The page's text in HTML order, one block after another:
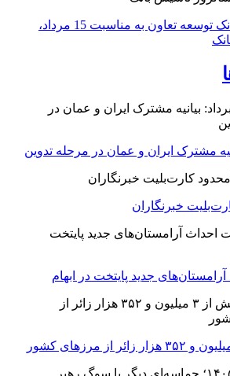
پیام مدیرعامل بانک توسعه تعاون به مناسبت 15 مرداد،
مشترک ایران و عمان در مرحله تدوین
خبرنگاران
جدید پایتخت در ابهام